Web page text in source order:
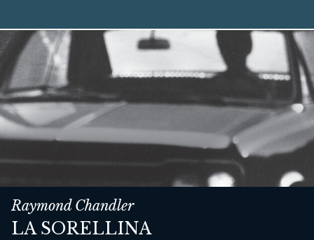
Raymond Chandler
LA SORELLINA